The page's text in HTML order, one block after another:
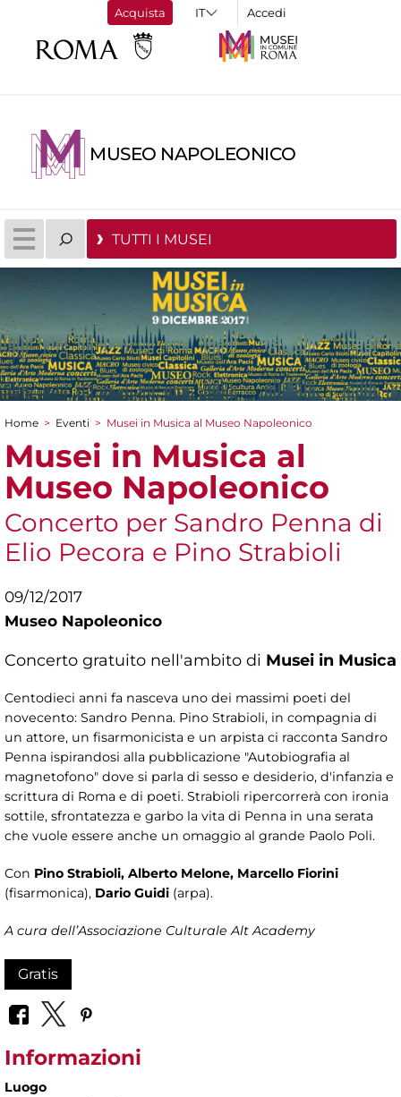
Acquista Accedi
MUSEO NAPOLEONICO
TUTTI I MUSEI
Tu sei qui
Home > Eventi > Musei in Musica al Museo Napoleonico
Musei in Musica al
Museo Napoleonico
Concerto per Sandro Penna di
Elio Pecora e Pino Strabioli
09/12/2017
Museo Napoleonico
Concerto gratuito nell'ambito di Musei in Musica
Centodieci anni fa nasceva uno dei massimi poeti del
novecento: Sandro Penna. Pino Strabioli, in compagnia di
un attore, un fisarmonicista e un arpista ci racconta Sandro
Penna ispirandosi alla pubblicazione "Autobiografia al
magnetofono" dove si parla di sesso e desiderio, d'infanzia e
scrittura di Roma e di poeti. Strabioli ripercorrerà con ironia
sottile, sfrontatezza e garbo la vita di Penna in una serata
che vuole essere anche un omaggio al grande Paolo Poli.
Con Pino Strabioli, Alberto Melone, Marcello Fiorini
(fisarmonica), Dario Guidi (arpa).
A cura dell’Associazione Culturale Alt Academy
Gratis
Informazioni
Luogo